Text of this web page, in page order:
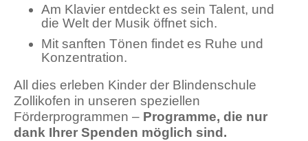
Am Klavier entdeckt es sein Talent, und
die Welt der Musik öffnet sich.
Mit sanften Tönen findet es Ruhe und
Konzentration.
All dies erleben Kinder der Blindenschule
Zollikofen in unseren speziellen
Förderprogrammen – Programme, die nur
dank Ihrer Spenden möglich sind.